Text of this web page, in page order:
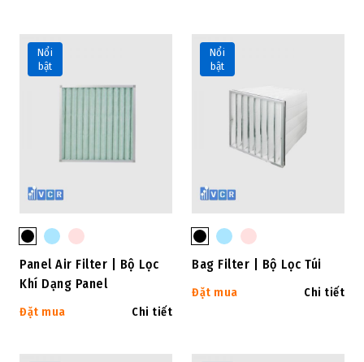
Nổi
bật
Panel Air Filter | Bộ Lọc
Khí Dạng Panel
Đặt mua Chi tiết
Nổi
bật
Bag Filter | Bộ Lọc Túi
Đặt mua Chi tiết